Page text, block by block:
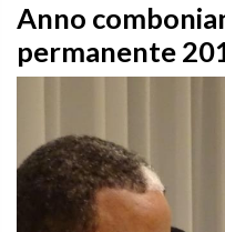
Anno
permanente